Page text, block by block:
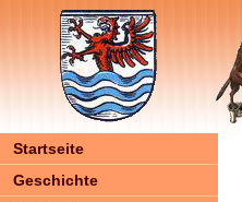
Startseite
Geschichte